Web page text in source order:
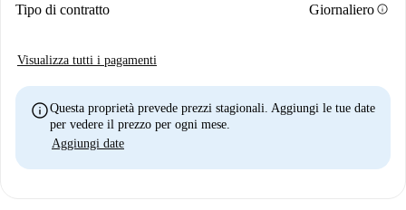
Tipo di contratto Giornalieroinfo
Visualizza tutti i pagamenti
infoQuesta proprietà prevede prezzi stagionali. Aggiungi le tue date
per vedere il prezzo per ogni mese.
Aggiungi date